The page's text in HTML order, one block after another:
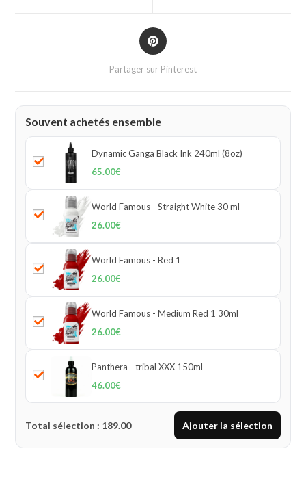
Partager sur Pinterest
Souvent achetés ensemble
Dynamic Ganga Black Ink 240ml (8oz)
65.00€
World Famous - Straight White 30 ml
26.00€
World Famous - Red 1
26.00€
World Famous - Medium Red 1 30ml
26.00€
Panthera - tribal XXX 150ml
46.00€
Total sélection : 189.00 Ajouter la sélection